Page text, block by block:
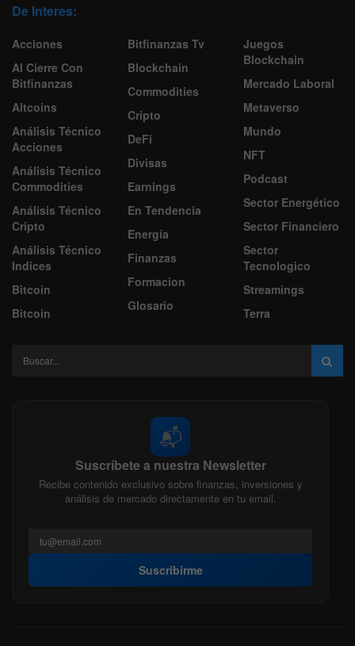
De Interes:
Acciones
Al Cierre Con
Bitfinanzas
Altcoins
Análisis Técnico
Acciones
Análisis Técnico
Commodities
Análisis Técnico
Cripto
Análisis Técnico
Indices
Bitcoin
Bitcoin
Bitfinanzas Tv
Blockchain
Commodities
Cripto
DeFi
Divisas
Earnings
En Tendencia
Energía
Finanzas
Formacion
Glosario
Juegos
Blockchain
Mercado Laboral
Metaverso
Mundo
NFT
Podcast
Sector Energético
Sector Financiero
Sector
Tecnologico
Streamings
Terra
📬
Suscríbete a nuestra Newsletter
Recibe contenido exclusivo sobre finanzas, inversiones y
análisis de mercado directamente en tu email.
Suscribirme